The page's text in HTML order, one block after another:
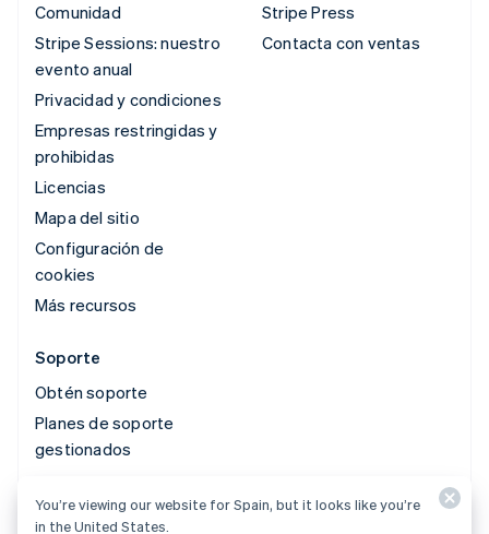
Comunidad
Stripe Sessions: nuestro
evento anual
Privacidad y condiciones
Empresas restringidas y
prohibidas
Licencias
Mapa del sitio
Configuración de
cookies
Más recursos
Stripe Press
Contacta con ventas
Soporte
Obtén soporte
Planes de soporte
gestionados
© 2026 Stripe, LLC
You’re viewing our website for Spain, but it looks like you’re
in the United States.